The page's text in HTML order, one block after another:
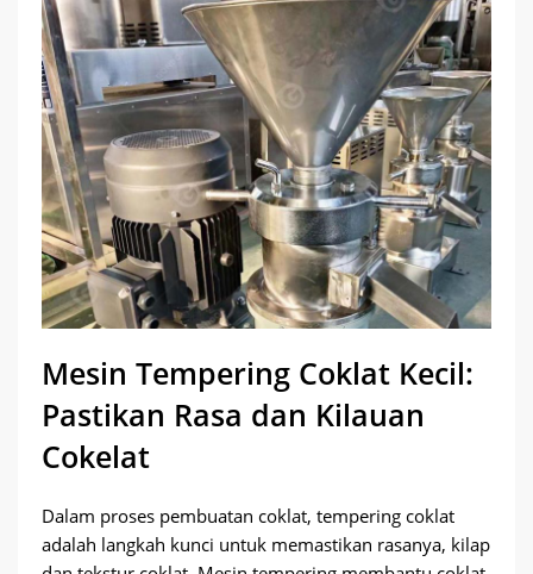
Mesin Tempering Coklat Kecil:
Pastikan Rasa dan Kilauan
Cokelat
Dalam proses pembuatan coklat, tempering coklat
adalah langkah kunci untuk memastikan rasanya, kilap